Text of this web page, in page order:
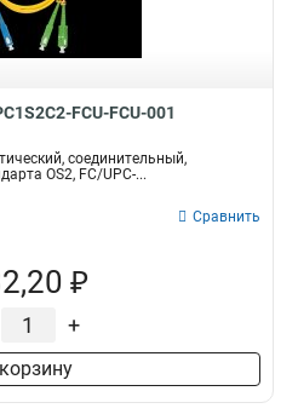
FCU-FCU-001
соединительный,
OS2, FC/UPC-...
Сравнить
₽
+